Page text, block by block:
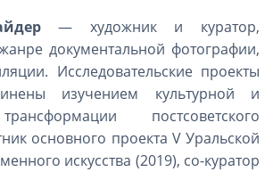
— художник и куратор,
документальной фотографии,
Исследовательские проекты
изучением культурной и
постсоветского
основного проекта V Уральской
искусства (2019), со-куратор